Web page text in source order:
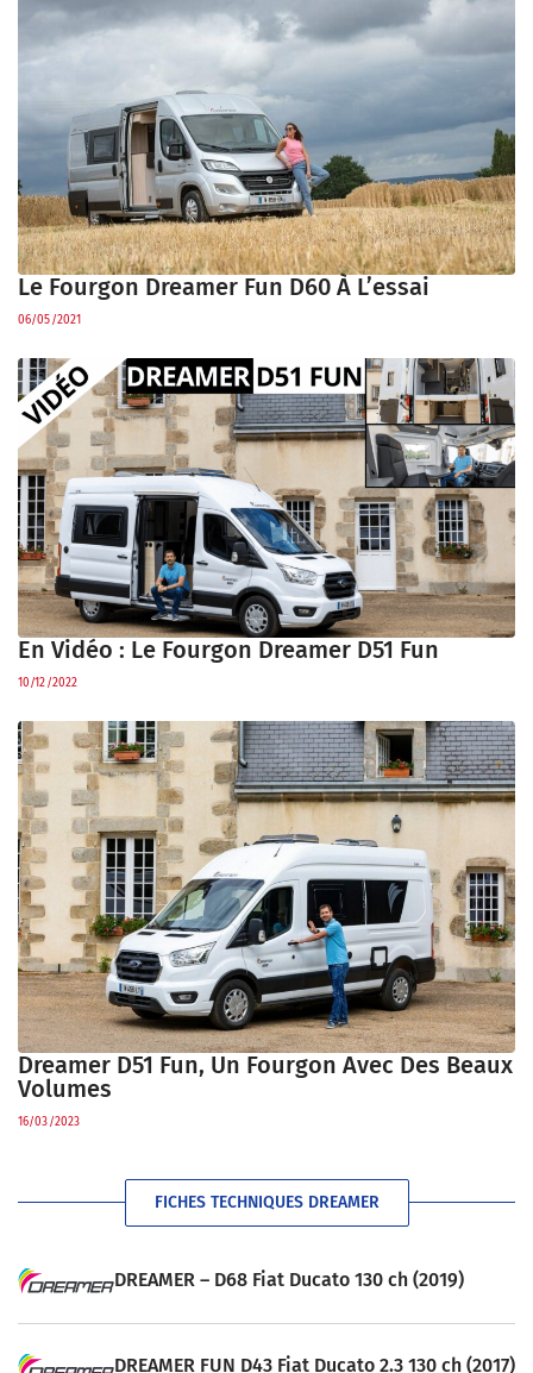
Le Fourgon Dreamer Fun D60 À L’essai
06/05/2021
En Vidéo : Le Fourgon Dreamer D51 Fun
10/12/2022
Dreamer D51 Fun, Un Fourgon Avec Des Beaux
Volumes
16/03/2023
FICHES TECHNIQUES DREAMER
DREAMER – D68 Fiat Ducato 130 ch (2019)
DREAMER FUN D43 Fiat Ducato 2.3 130 ch (2017)